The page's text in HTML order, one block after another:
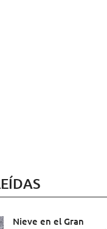
Nieve en el Gran